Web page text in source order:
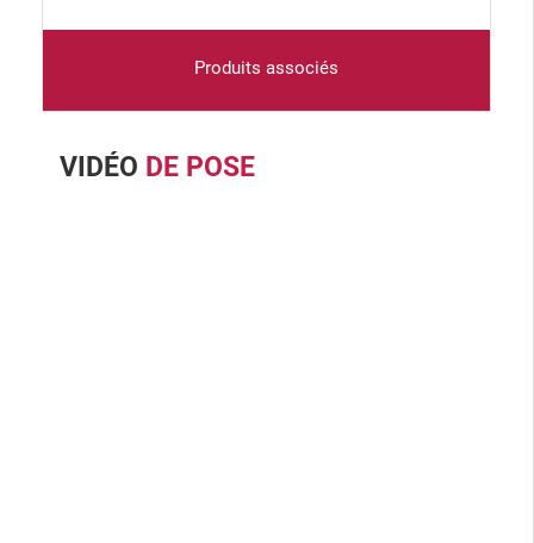
Produits associés
VIDÉO DE POSE